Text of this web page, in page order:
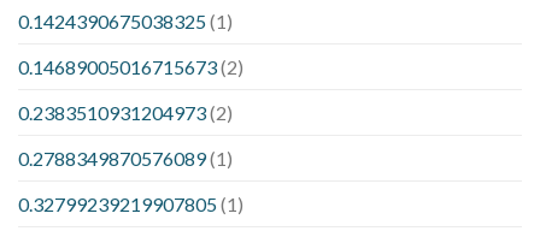
0.1424390675038325(1)
0.14689005016715673(2)
0.2383510931204973(2)
0.2788349870576089(1)
0.32799239219907805(1)